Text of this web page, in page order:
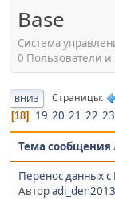
Base
Система
0 Пользователи и
ВНИЗ Страницы
18 19 20 21 22 23
Тема сообщения
Перенос данных с
Авторadi_den2013